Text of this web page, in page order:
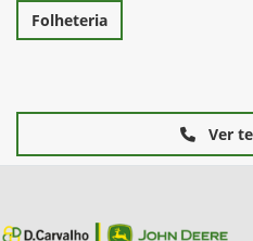
Folheteria
Ver